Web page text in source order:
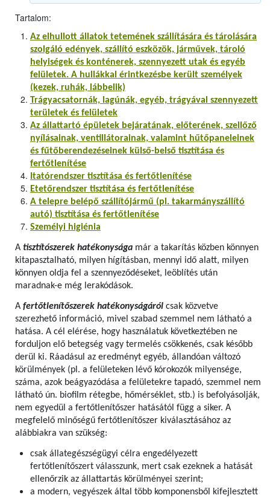
Tartalom:
Az elhullott állatok tetemének szállítására és tárolására
szolgáló edények, szállító eszközök, járművek, tároló
helyiségek és konténerek, szennyezett utak és egyéb
felületek. A hullákkal érintkezésbe került személyek
(kezek, ruhák, lábbelik)
Trágyacsatornák, lagúnák, egyéb, trágyával szennyezett
területek és felületek
Az állattartó épületek bejáratának, előterének, szellőző
nyílásainak, ventillátorainak, valamint hűtőpaneleinek
és fűtőberendezéseinek külső-belső tisztítása és
fertőtlenítése
Itatórendszer tisztítása és fertőtlenítése
Etetőrendszer tisztítása és fertőtlenítése
A telepre belépő szállítójármű (pl. takarmányszállító
autó) tisztítása és fertőtlenítése
Személyi higiénia
A tisztítószerek hatékonysága már a takarítás közben könnyen
kitapasztalható, milyen hígításban, mennyi idő alatt, milyen
könnyen oldja fel a szennyeződéseket, leöblítés után
maradnak-e még lerakódások.
A fertőtlenítőszerek hatékonyságáról csak közvetve
szerezhető információ, mivel szabad szemmel nem látható a
hatása. A cél elérése, hogy használatuk következtében ne
forduljon elő betegség vagy termelés csökkenés, csak később
derül ki. Ráadásul az eredményt egyéb, állandóan változó
körülmények (pl. a felületeken lévő kórokozók milyensége,
száma, azok beágyazódása a felületekre tapadó, szemmel nem
látható ún. biofilm rétegbe, hőmérséklet, stb.) is befolyásolják,
nem egyedül a fertőtlenítőszer hatásától függ a siker. A
megfelelő minőségű fertőtlenítőszer kiválasztásához az
alábbiakra van szükség:
csak állategészségügyi célra engedélyezett
fertőtlenítőszert válasszunk, mert csak ezeknek a hatását
ellenőrzik az állattartás körülményei szerint;
a modern, vegyészek által több komponensből kifejlesztett